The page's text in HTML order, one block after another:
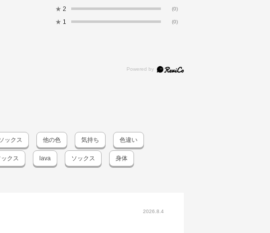
★ 2 (0)
★ 1 (0)
ックス 他の色 気持ち 色違い
クス lava ソックス 身体
2026.8.4